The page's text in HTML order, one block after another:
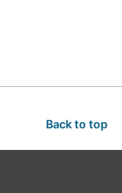
Back to top